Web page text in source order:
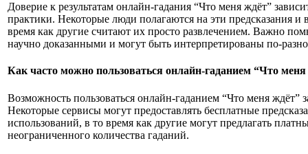
Доверие к результатам онлайн-гадания “Что меня ждёт”
практики. Некоторые люди полагаются на эти предсказания
время как другие считают их просто развлечением. Важно
научно доказанными и могут быть интерпретированы по-
Как часто можно пользоваться онлайн-гаданием “Что
Возможность пользоваться онлайн-гаданием “Что меня ждёт”
Некоторые сервисы могут предоставлять бесплатные
использований, в то время как другие могут предлагать
неограниченного количества гаданий.